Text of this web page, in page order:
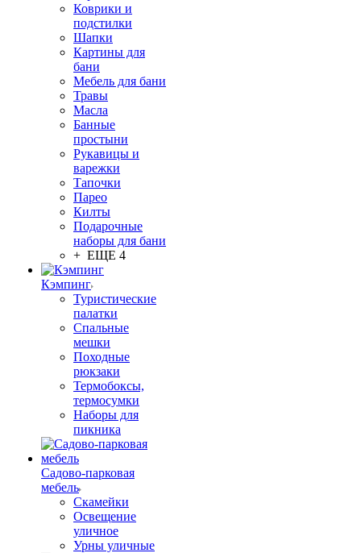
Коврики и
подстилки
Шапки
Картины для
бани
Мебель для бани
Травы
Масла
Банные
простыни
Рукавицы и
варежки
Тапочки
Парео
Килты
Подарочные
наборы для бани
+ ЕЩЕ 4
Кэмпинг
Туристические
палатки
Спальные
мешки
Походные
рюкзаки
Термобоксы,
термосумки
Наборы для
пикника
Садово-парковая
мебель
Скамейки
Освещение
уличное
Урны уличные